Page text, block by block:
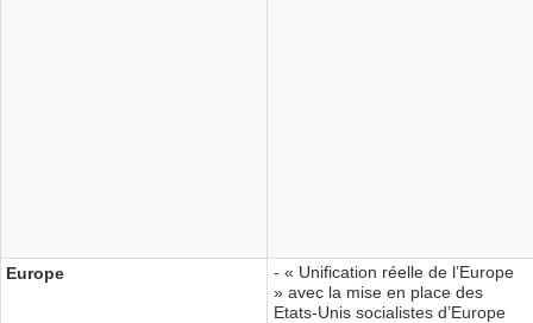
Europe
- « Unification réelle de l’Europe
» avec la mise en place des
Etats-Unis socialistes d’Europe